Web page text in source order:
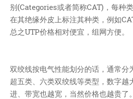
别(Categories或者简称CAT)，每种
在其绝缘外皮上标注其种类，例如
总之UTP价格相对便宜，组网方便。
双绞线按电气性能划分的话，通常分
超五类、六类双绞线等类型，数字越
进、带宽也越宽，当然价格也越贵了。